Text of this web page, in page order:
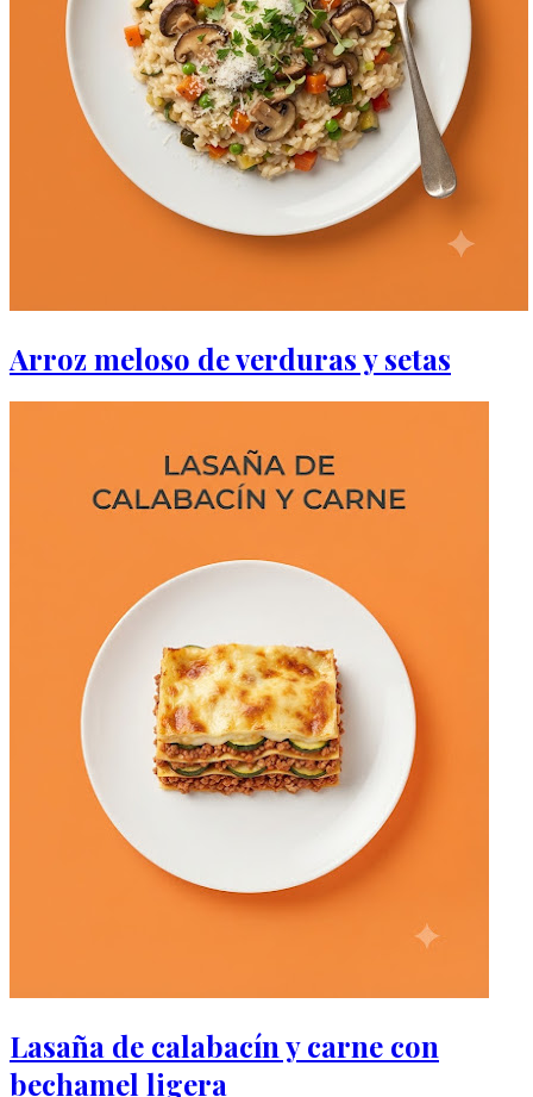
Arroz meloso de verduras y setas
Lasaña de calabacín y carne con
bechamel ligera